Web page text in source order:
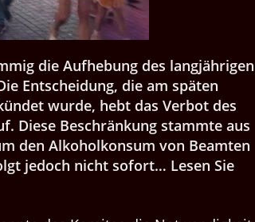
die Aufhebung des langjährigen
Entscheidung, die am späten
wurde, hebt das Verbot des
Diese Beschränkung stammte aus
den Alkoholkonsum von Beamten
jedoch nicht sofort… Lesen Sie